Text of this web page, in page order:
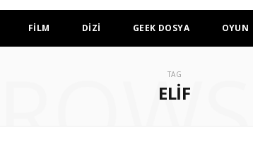
FİLM DİZİ GEEK DOSYA OYUN
TAG
ELIF